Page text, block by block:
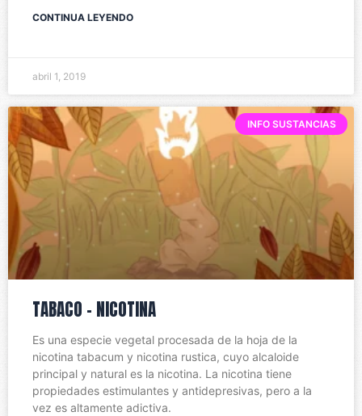
CONTINUA LEYENDO
abril 1, 2019
INFO SUSTANCIAS
TABACO – NICOTINA
Es una especie vegetal procesada de la hoja de la
nicotina tabacum y nicotina rustica, cuyo alcaloide
principal y natural es la nicotina. La nicotina tiene
propiedades estimulantes y antidepresivas, pero a la
vez es altamente adictiva.